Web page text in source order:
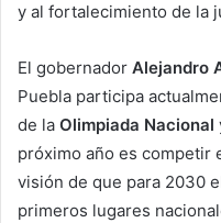
y al fortalecimiento de la
El gobernador Alejandro
Puebla participa
de la Olimpiada Nacional
próximo año es competir
visión de que para 2030
primeros lugares